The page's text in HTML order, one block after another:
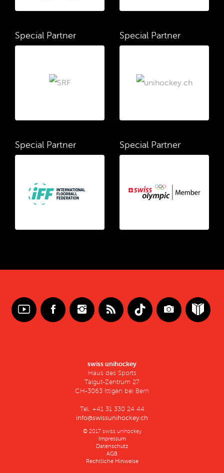
Special Partner Special Partner
Special Partner Special Partner
swiss unihockey
Haus des Sports
Talgut-Zentrum 27
CH-3063 Ittigen bei Bern
Tel. +41 31 330 24 44
info@swissunihockey.ch
© 2017 swiss unihockey
Impressum
Datenschutz
AGB
Rechtliche Hinweise